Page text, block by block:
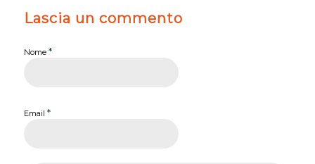
Lascia un commento
Nome *
Email *